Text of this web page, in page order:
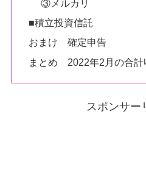
③メルカリ
■積立投資信託
おまけ 確定申告
まとめ 2022年2月の合計
スポンサー